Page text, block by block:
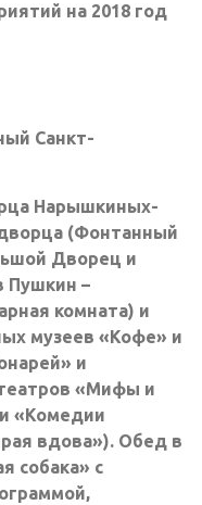
на 2018 год
Санкт-
Нарышкиных-
(Фонтанный
Дворец и
Пушкин –
комната) и
музеев «Кофе» и
и
«Мифы и
«Комедии
вдова»). Обед в
собака» с